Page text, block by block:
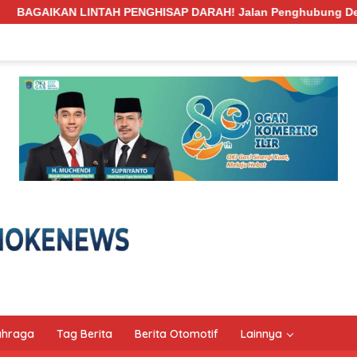
DARAH! Jalan Penghubung Desa Pengabuan–Betung PALI
Tag Berita Berita Otomotif Lainnya